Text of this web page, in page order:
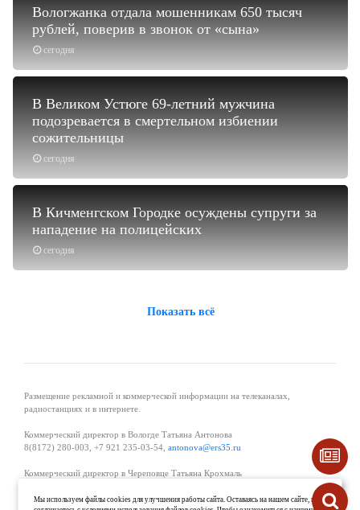
сегодня
Вологжанка отдала мошенникам 650 тысяч
рублей, поверив в звонок от «сына»
сегодня
В Великом Устюге 69-летний мужчина
подозревается в смертельном избиении
сожительницы
сегодня
В Кичменгском Городке осуждены супруги за
нападение на полицейских
Показать всё
Размещение рекламной и коммерческой информации на телеканалах,
радиостанциях и в интернете.
Коммерческий директор в Вологде Татьяна Антонова
8(8172) 280-003, +7 921 235-03-54, antonova@ers35.ru
Коммерческий директор в Череповце Татьяна Крохмаль
Мы используем файлы cookies для улучшения работы сайта. Оставаясь на нашем сайте, вы